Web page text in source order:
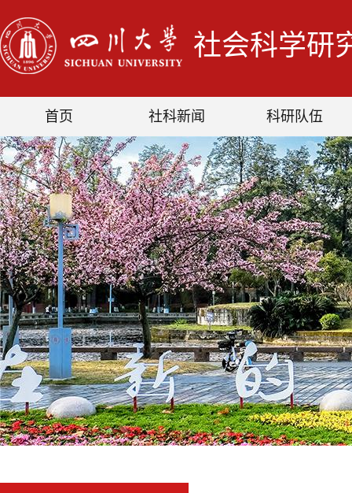
社会科学研
首页 社科新闻 科研队伍